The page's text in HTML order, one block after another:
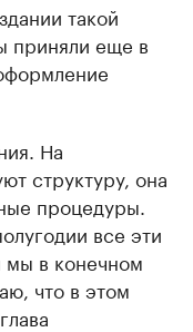
такой
приняли еще в
На
структуру, она
процедуры.
все эти
мы в конечном
что в этом